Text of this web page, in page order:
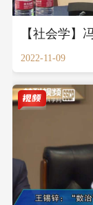
【社会学】
2022-11-09